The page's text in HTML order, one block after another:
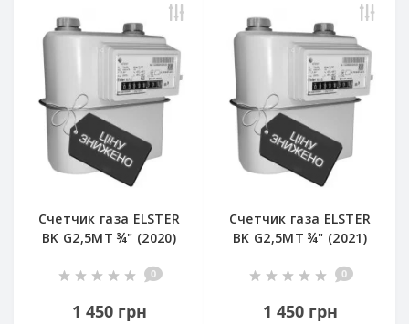
Счетчик газа ELSTER
BK G2,5MT ¾" (2020)
0
1 450 грн
Счетчик газа ELSTER
BK G2,5MT ¾" (2021)
0
1 450 грн